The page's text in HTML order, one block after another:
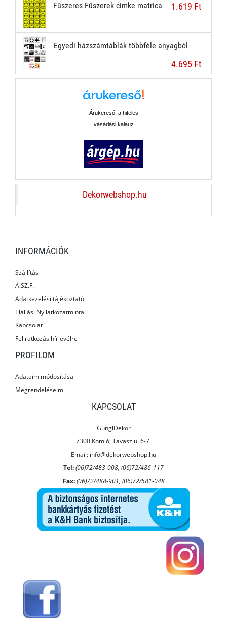
Fűszeres Fűszerek cimke matrica 1.619 Ft
Egyedi házszámtáblák többféle anyagból
4.695 Ft
Árukereső, a hiteles
vásárlási kalauz
Dekorwebshop.hu
INFORMÁCIÓK
Szállítás
Á.SZ.F.
Adatkezelési tájékoztató
Elállási Nyilatkozatminta
Kapcsolat
Feliratkozás hírlevélre
PROFILOM
Adataim módosítása
Megrendeléseim
KAPCSOLAT
GunglDekor
7300 Komló, Tavasz u. 6-7.
Email: info@dekorwebshop.hu
Tel:(06)72/483-008, (06)72/486-117
Fax: (06)72/488-901, (06)72/581-048